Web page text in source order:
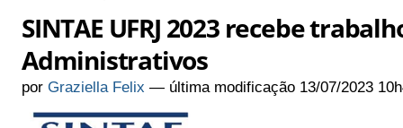
SINTAE UFRJ 2023 recebe
Administrativos
porGraziella Felix — última modificação 13/07/2023